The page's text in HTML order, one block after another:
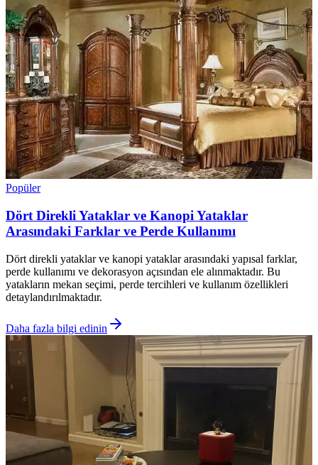
Popüler
Dört Direkli Yataklar ve Kanopi Yataklar
Arasındaki Farklar ve Perde Kullanımı
Dört direkli yataklar ve kanopi yataklar arasındaki yapısal farklar,
perde kullanımı ve dekorasyon açısından ele alınmaktadır. Bu
yatakların mekan seçimi, perde tercihleri ve kullanım özellikleri
detaylandırılmaktadır.
Daha fazla bilgi edinin